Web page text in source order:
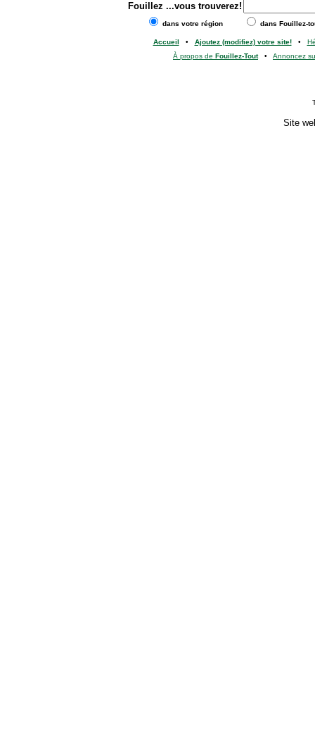
Fouillez ...vous trouverez!
dans votre région dans Fouillez-
Accueil • Ajoutez (modifiez) votre site!•
À propos de Fouillez-Tout• Annoncez
Site